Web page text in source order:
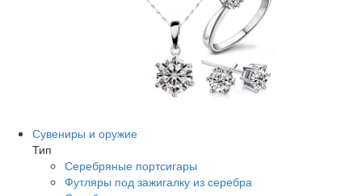
Сувениры и оружие
Тип
Серебряные портсигары
Футляры под зажигалку из серебра